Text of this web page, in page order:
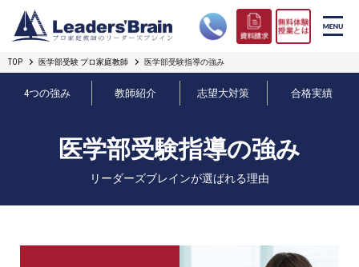
リーダーズブレインの強み
プロ教師紹介
TOP 医学部受験 プロ家庭教師 医学部受験指導の強み
4つの強み 教師紹介 志望大対策 合格実績
医学部受験指導の強み
リーダーズブレインが選ばれる理由